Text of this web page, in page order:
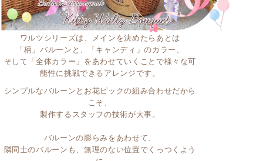
ワルツシリーズは、メインを決めたらあとは
「柄」バルーンと、「キャンディ」のカラー、
そして「全体カラー」をあわせていくことで様々な可
能性に挑戦できるアレンジです。
シンプルなバルーンとお花ピックの組み合わせだから
こそ、
製作するスタッフの技術が大事。
バルーンの膨らみをあわせて、
隣同士のバルーンも、無理のない位置でくっつくよう